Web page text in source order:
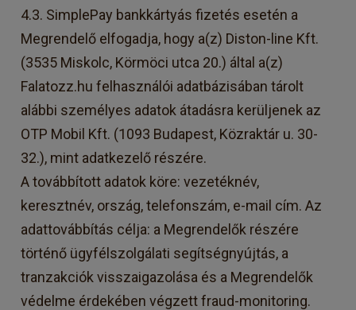
4.3. SimplePay bankkártyás fizetés esetén a
Megrendelő elfogadja, hogy a(z) Diston-line Kft.
(3535 Miskolc, Körmöci utca 20.) által a(z)
Falatozz.hu felhasználói adatbázisában tárolt
alábbi személyes adatok átadásra kerüljenek az
OTP Mobil Kft. (1093 Budapest, Közraktár u. 30-
32.), mint adatkezelő részére.
A továbbított adatok köre: vezetéknév,
keresztnév, ország, telefonszám, e-mail cím. Az
adattovábbítás célja: a Megrendelők részére
történő ügyfélszolgálati segítségnyújtás, a
tranzakciók visszaigazolása és a Megrendelők
védelme érdekében végzett fraud-monitoring.